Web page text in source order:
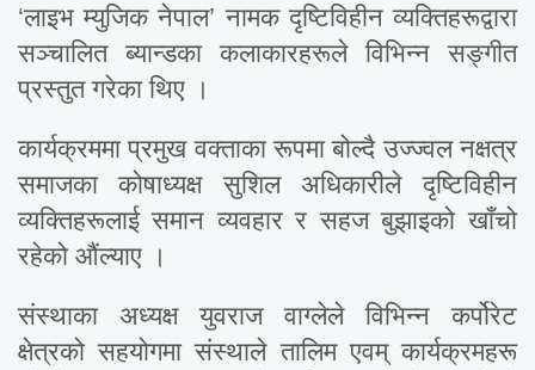
‘लाइभ म्युजिक नेपाल’ नामक दृष्टिविहीन व्यक्तिहरूद्वारा
सञ्चालित ब्यान्डका कलाकारहरूले विभिन्न सङ्गीत
प्रस्तुत गरेका थिए ।
कार्यक्रममा प्रमुख वक्ताका रूपमा बोल्दै उज्ज्वल नक्षत्र
समाजका कोषाध्यक्ष सुशिल अधिकारीले दृष्टिविहीन
व्यक्तिहरूलाई समान व्यवहार र सहज बुझाइको खाँचो
रहेको औंल्याए ।
संस्थाका अध्यक्ष युवराज वाग्लेले विभिन्न कर्पोरेट
क्षेत्रको सहयोगमा संस्थाले तालिम एवम् कार्यक्रमहरू